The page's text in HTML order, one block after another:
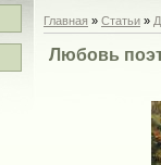
Главная » Статьи »
Любовь